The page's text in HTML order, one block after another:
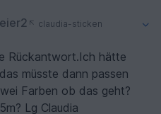
claudia-sticken
Rückantwort.Ich hätte
müsste dann passen
Farben ob das geht?
Lg Claudia